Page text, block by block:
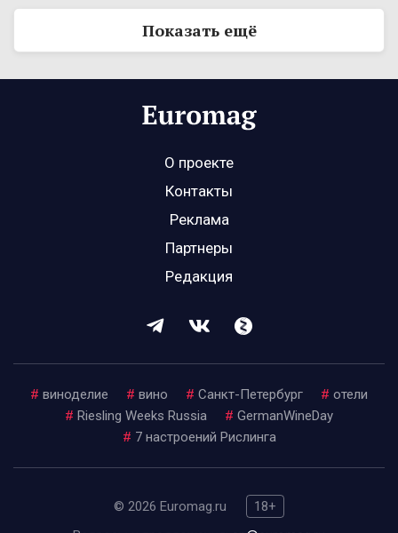
Показать ещё
О проекте
Контакты
Реклама
Партнеры
Редакция
# виноделие # вино # Санкт-Петербург # отели
# Riesling Weeks Russia # GermanWineDay
# 7 настроений Рислинга
© 2026 Euromag.ru
18+